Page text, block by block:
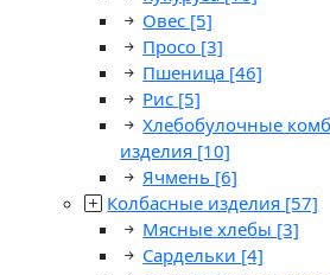
Овес [5]
Просо [3]
Пшеница [46]
Рис [5]
Хлебобулочные
изделия [10]
Ячмень [6]
Колбасные изделия [57]
Мясные хлебы [3]
Сардельки [4]